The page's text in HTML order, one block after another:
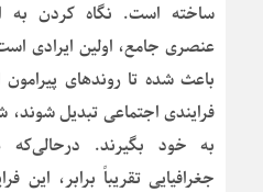
ساخته است. نگاه کردن به
عنصری جامع، اولین ایرادی
باعث شده تا روندهای
فرایندی اجتماعی تبدیل
به خود بگیرند.
جغرافیایی تقریباً برابر، این